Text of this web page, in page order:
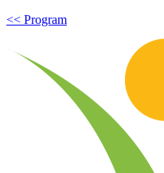
<< Program